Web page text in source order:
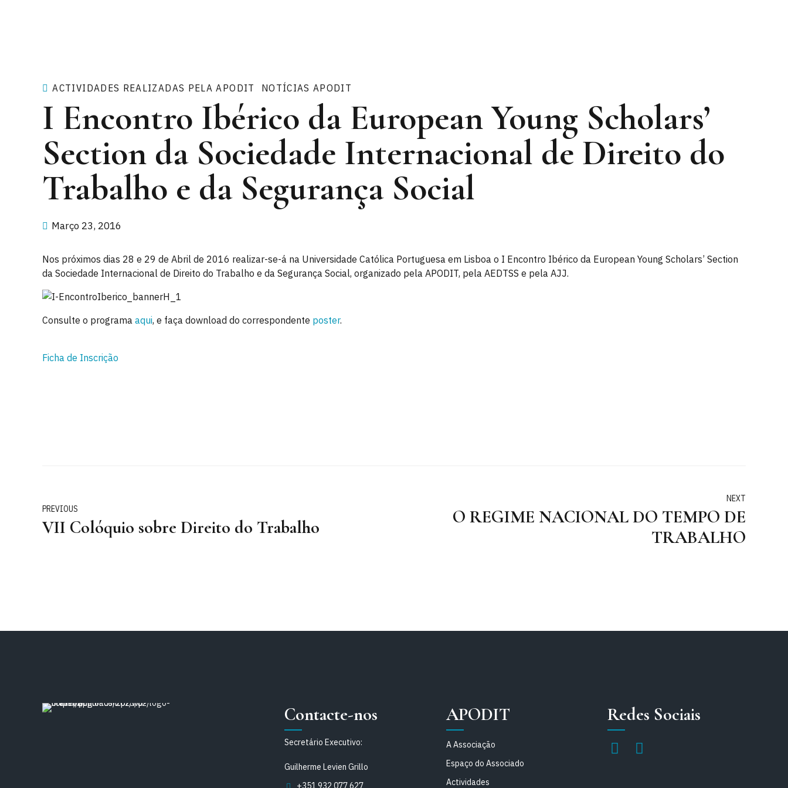
ACTIVIDADES REALIZADAS PELA APODIT NOTÍCIAS APODIT
I Encontro Ibérico da European Young Scholars’
Section da Sociedade Internacional de Direito do
Trabalho e da Segurança Social
Março 23, 2016
Nos próximos dias 28 e 29 de Abril de 2016 realizar-se-á na Universidade Católica Portuguesa em Lisboa o I Encontro Ibérico da European Young Scholars’ Section
da Sociedade Internacional de Direito do Trabalho e da Segurança Social, organizado pela APODIT, pela AEDTSS e pela AJJ.
Consulte o programa aqui, e faça download do correspondente poster.
Ficha de Inscrição
PREVIOUS
VII Colóquio sobre Direito do Trabalho
NEXT
O REGIME NACIONAL DO TEMPO DE
TRABALHO
Contacte-nos
Secretário Executivo:
Guilherme Levien Grillo
+351 932 077 627
APODIT
A Associação
Espaço do Associado
Actividades
Redes Sociais